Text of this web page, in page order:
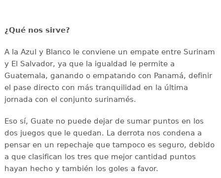
¿Qué nos sirve?
A la Azul y Blanco le conviene un empate entre Surinam
y El Salvador, ya que la igualdad le permite a
Guatemala, ganando o empatando con Panamá, definir
el pase directo con más tranquilidad en la última
jornada con el conjunto surinamés.
Eso sí, Guate no puede dejar de sumar puntos en los
dos juegos que le quedan. La derrota nos condena a
pensar en un repechaje que tampoco es seguro, debido
a que clasifican los tres que mejor cantidad puntos
hayan hecho y también los goles a favor.